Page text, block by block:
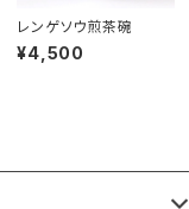
レンゲソウ煎茶碗
¥4,500